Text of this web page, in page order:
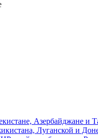
Азербайджане
Луганской и